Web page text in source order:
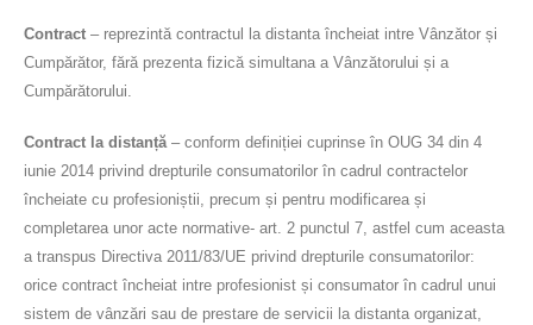
Contract – reprezintă contractul la distanta încheiat intre Vânzător și
Cumpărător, fără prezenta fizică simultana a Vânzătorului și a
Cumpărătorului.
Contract la distanță– conform definiției cuprinse în OUG 34 din 4
iunie 2014 privind drepturile consumatorilor în cadrul contractelor
încheiate cu profesioniștii, precum și pentru modificarea și
completarea unor acte normative- art. 2 punctul 7, astfel cum aceasta
a transpus Directiva 2011/83/UE privind drepturile consumatorilor:
orice contract încheiat intre profesionist și consumator în cadrul unui
sistem de vânzări sau de prestare de servicii la distanta organizat,